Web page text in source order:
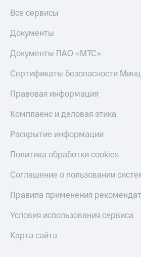
Все сервисы
Документы
Документы ПАО «МТС»
Сертификаты безопасности
Правовая информация
Комплаенс и деловая этика
Раскрытие информации
Политика обработки cookies
Соглашение о пользовании
Правила применения
Условия использования сервиса
Карта сайта